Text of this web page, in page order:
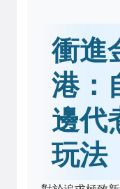
衝進
港：
邊代
玩法